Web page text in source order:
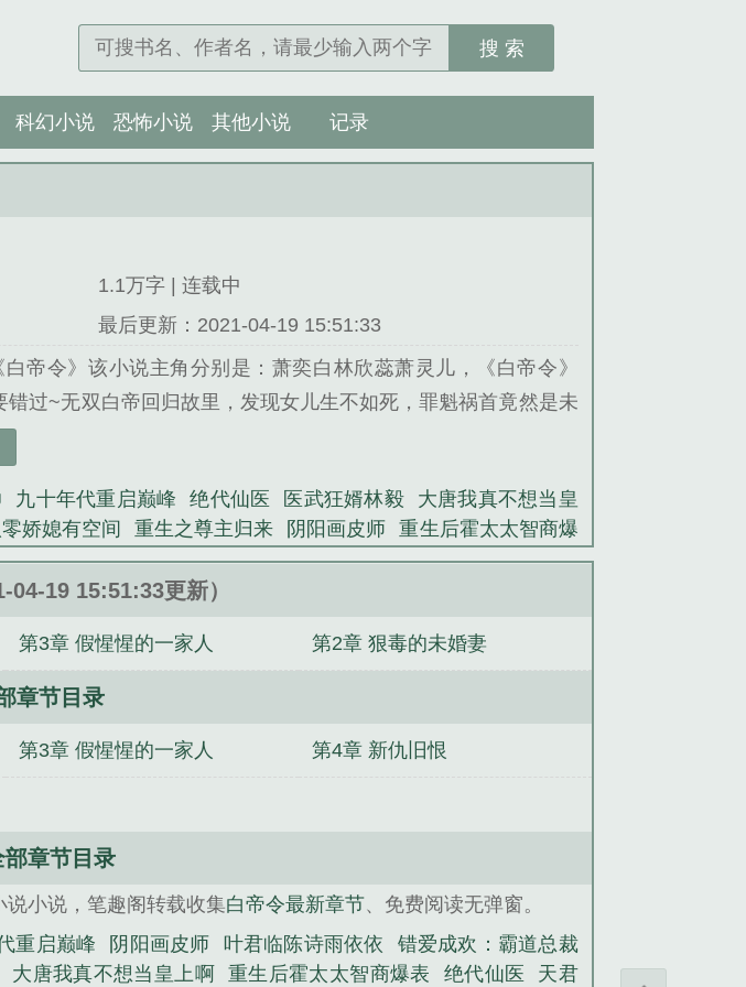
搜 索
科幻小说 恐怖小说 其他小说 记录
1.1万字 | 连载中
最后更新：2021-04-19 15:51:33
帝令》该小说主角分别是：萧奕白林欣蕊萧灵儿，《白帝令》
错过~无双白帝回归故里，发现女儿生不如死，罪魁祸首竟然是未
市小说类小说。
九十年代重启巅峰 绝代仙医 医武狂婿林毅
大唐我真不想当皇
娇媳有空间 重生之尊主归来 阴阳画皮师
重生后霍太太智商爆
陈诗雨依依 八零娇媳有空间 都市神龙沈秋
04-19 15:51:33更新）
第3章 假惺惺的一家人 第2章 狠毒的未婚妻
章节目录
第3章 假惺惺的一家人 第4章 新仇旧恨
部章节目录
小说，笔趣阁转载收集白帝令最新章节、免费阅读无弹窗。
重启巅峰 阴阳画皮师 叶君临陈诗雨依依
错爱成欢：霸道总裁
大唐我真不想当皇上啊 重生后霍太太智商爆表 绝代仙医 天君